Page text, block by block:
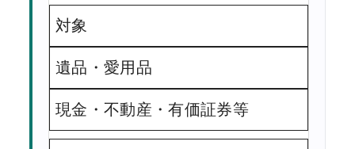
対象
遺品・愛用品
現金・不動産・有価証券等